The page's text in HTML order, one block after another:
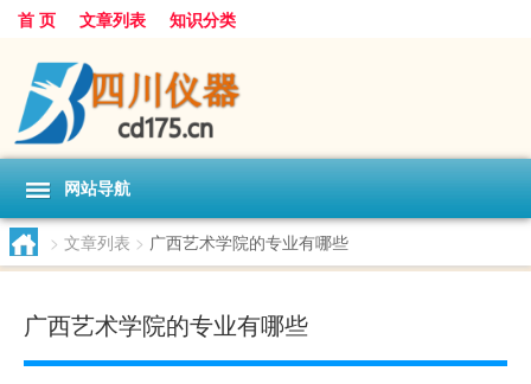
首 页 文章列表 知识分类
网站导航
> 文章列表 > 广西艺术学院的专业有哪些
广西艺术学院的专业有哪些